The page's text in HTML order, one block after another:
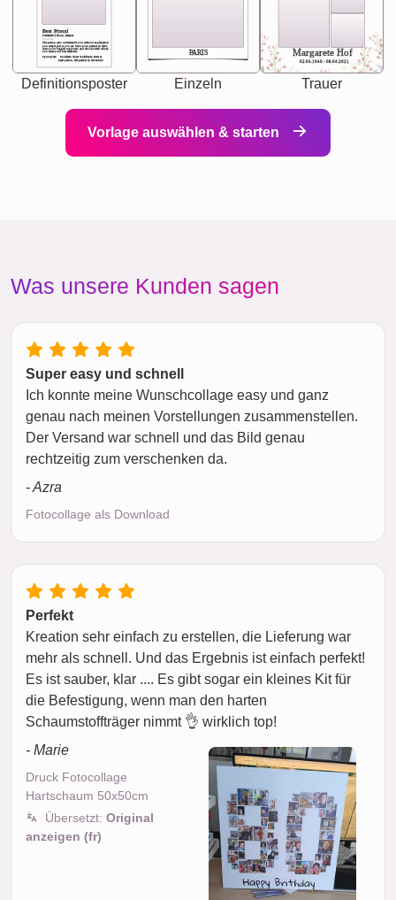
Best Friend
[<NAME>] Noun, feminie
Synonyms: Soulmate, closet confidante, sister at
heart person, life partner in adventure.
The person who understands you without explanation
you accepts just as you are. She's your partner in life's,
chaos your biggest supporter, and the one with whom
you share your best memories.
Definitionsposter
PARIS
Einzeln
Margarete Hof
02.05.1940 - 08.04.2021
Trauer
Vorlage auswählen & starten
Was unsere Kunden sagen
Super easy und schnell
Ich konnte meine Wunschcollage easy und ganz
genau nach meinen Vorstellungen zusammenstellen.
Der Versand war schnell und das Bild genau
rechtzeitig zum verschenken da.
- Azra
Fotocollage als Download
Perfekt
Kreation sehr einfach zu erstellen, die Lieferung war
mehr als schnell. Und das Ergebnis ist einfach perfekt!
Es ist sauber, klar .... Es gibt sogar ein kleines Kit für
die Befestigung, wenn man den harten
Schaumstoffträger nimmt 👌 wirklich top!
- Marie
Druck Fotocollage
Hartschaum 50x50cm
Übersetzt: Original
anzeigen (fr)